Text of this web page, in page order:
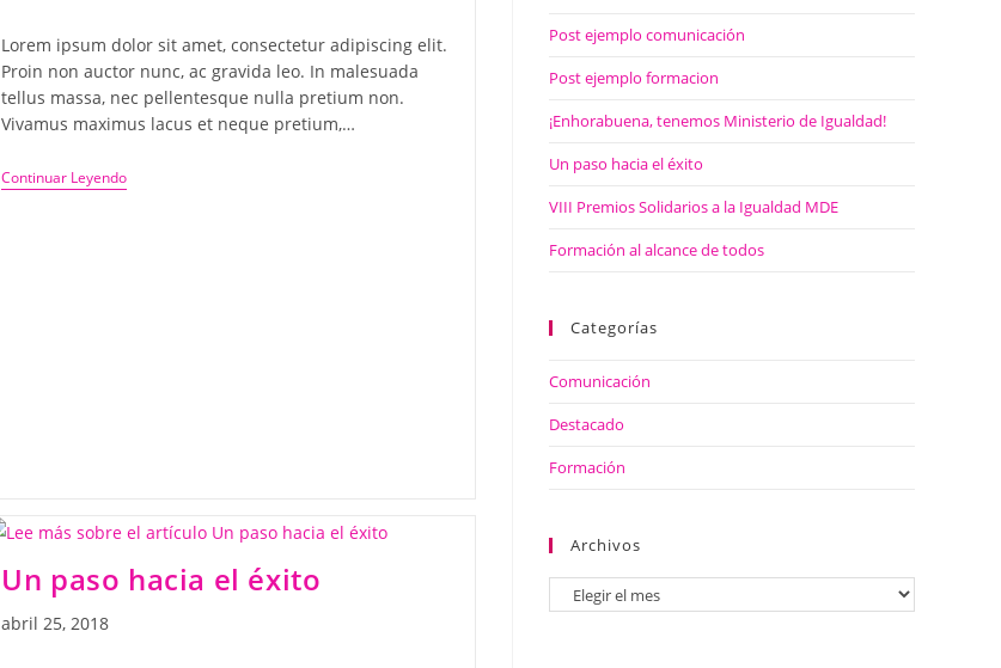
Lorem ipsum dolor sit amet, consectetur adipiscing elit.
Proin non auctor nunc, ac gravida leo. In malesuada
tellus massa, nec pellentesque nulla pretium non.
Vivamus maximus lacus et neque pretium,…
Continuar Leyendo
Un paso hacia el éxito
abril 25, 2018
Post ejemplo comunicación
Post ejemplo formacion
¡Enhorabuena, tenemos Ministerio de Igualdad!
Un paso hacia el éxito
VIII Premios Solidarios a la Igualdad MDE
Formación al alcance de todos
Categorías
Comunicación
Destacado
Formación
Archivos